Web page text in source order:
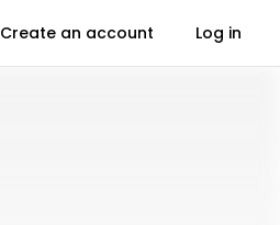
Create an account Log in